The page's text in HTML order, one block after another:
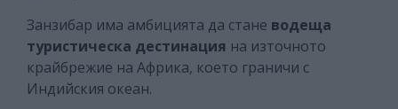
Занзибар има амбицията да стане водеща
туристическа дестинация на източното
крайбрежие на Африка, което граничи с
Индийския океан.